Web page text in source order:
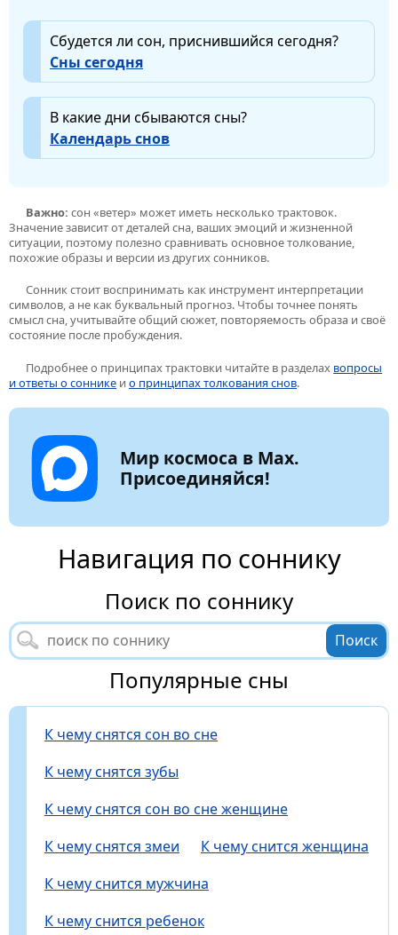
Сбудется ли сон, приснившийся сегодня?
Сны сегодня
В какие дни сбываются сны?
Календарь снов
Важно: сон «ветер» может иметь несколько трактовок.
Значение зависит от деталей сна, ваших эмоций и жизненной
ситуации, поэтому полезно сравнивать основное толкование,
похожие образы и версии из других сонников.
Сонник стоит воспринимать как инструмент интерпретации
символов, а не как буквальный прогноз. Чтобы точнее понять
смысл сна, учитывайте общий сюжет, повторяемость образа и своё
состояние после пробуждения.
Подробнее о принципах трактовки читайте в разделах вопросы
и ответы о соннике и о принципах толкования снов.
Мир космоса в Max.
Присоединяйся!
Навигация по соннику
Поиск по соннику
Популярные сны
К чему снятся сон во сне
К чему снятся зубы
К чему снятся сон во сне женщине
К чему снятся змеи
К чему снится женщина
К чему снится мужчина
К чему снится ребенок